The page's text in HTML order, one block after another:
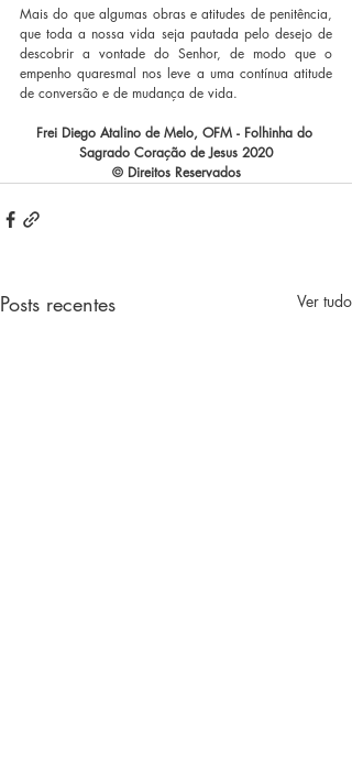
Mais do que algumas obras e atitudes de penitência,
que toda a nossa vida seja pautada pelo desejo de
descobrir a vontade do Senhor, de modo que o
empenho quaresmal nos leve a uma contínua atitude
de conversão e de mudança de vida.
Frei Diego Atalino de Melo, OFM - Folhinha do
Sagrado Coração de Jesus 2020
© Direitos Reservados
Posts recentes Ver tudo